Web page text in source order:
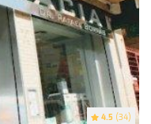
4.5 (34)